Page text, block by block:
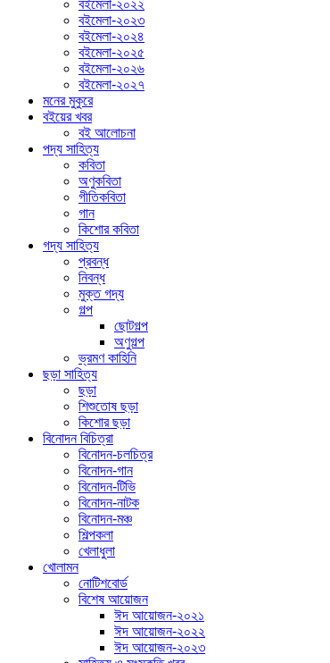
বইমেলা-২০২২
বইমেলা-২০২৩
বইমেলা-২০২৪
বইমেলা-২০২৫
বইমেলা-২০২৬
বইমেলা-২০২৭
মনের মুকুরে
বইয়ের খবর
বই আলোচনা
পদ্য সাহিত্য
কবিতা
অণুকবিতা
গীতিকবিতা
গান
কিশোর কবিতা
গদ্য সাহিত্য
প্রবন্ধ
নিবন্ধ
মুক্ত গদ্য
গল্প
ছোটগল্প
অণুগল্প
ভ্রমণ কাহিনি
ছড়া সাহিত্য
ছড়া
শিশুতোষ ছড়া
কিশোর ছড়া
বিনোদন বিচিত্রা
বিনোদন-চলচিত্র
বিনোদন-গান
বিনোদন-টিভি
বিনোদন-নাটক
বিনোদন-মঞ্চ
শিল্পকলা
খেলাধুলা
খোলামন
নোটিশবোর্ড
বিশেষ আয়োজন
ঈদ আয়োজন-২০২১
ঈদ আয়োজন-২০২২
ঈদ আয়োজন-২০২৩